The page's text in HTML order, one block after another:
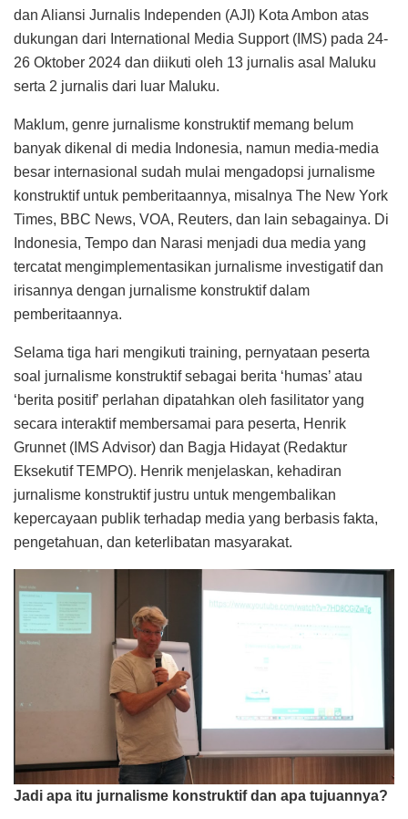
dan Aliansi Jurnalis Independen (AJI) Kota Ambon atas
dukungan dari International Media Support (IMS) pada 24-
26 Oktober 2024 dan diikuti oleh 13 jurnalis asal Maluku
serta 2 jurnalis dari luar Maluku.
Maklum, genre jurnalisme konstruktif memang belum
banyak dikenal di media Indonesia, namun media-media
besar internasional sudah mulai mengadopsi jurnalisme
konstruktif untuk pemberitaannya, misalnya The New York
Times, BBC News, VOA, Reuters, dan lain sebagainya. Di
Indonesia, Tempo dan Narasi menjadi dua media yang
tercatat mengimplementasikan jurnalisme investigatif dan
irisannya dengan jurnalisme konstruktif dalam
pemberitaannya.
Selama tiga hari mengikuti training, pernyataan peserta
soal jurnalisme konstruktif sebagai berita ‘humas’ atau
‘berita positif’ perlahan dipatahkan oleh fasilitator yang
secara interaktif membersamai para peserta, Henrik
Grunnet (IMS Advisor) dan Bagja Hidayat (Redaktur
Eksekutif TEMPO). Henrik menjelaskan, kehadiran
jurnalisme konstruktif justru untuk mengembalikan
kepercayaan publik terhadap media yang berbasis fakta,
pengetahuan, dan keterlibatan masyarakat.
Jadi apa itu jurnalisme konstruktif dan apa tujuannya?